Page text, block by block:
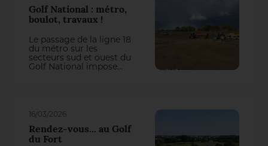
Golf National : métro,
boulot, travaux !
Le passage de la ligne 18
du métro sur les
secteurs sud et ouest du
Golf National impose
penser qu’il y perde des
plumes, mais la
première intervention
du groupement Natural
16/03/2026
Rendez-vous... au Golf
du Fort